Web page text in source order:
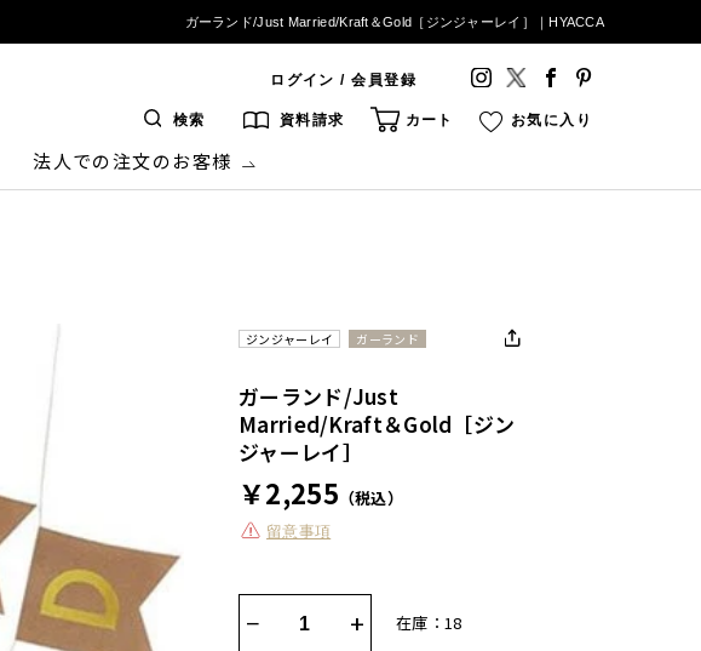
ガーランド/Just Married/Kraft＆Gold［ジンジャーレイ］｜HYACCA
ログイン / 会員登録
検索 資料請求 カート お気に入り
法人での注文のお客様
ジンジャーレイ ガーランド
ガーランド/Just
Married/Kraft＆Gold［ジン
ジャーレイ］
￥2,255 （税込）
留意事項
− + 在庫：18